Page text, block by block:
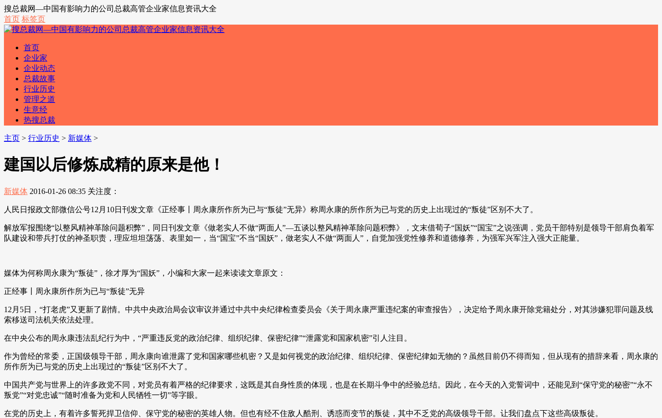
搜总裁网—中国有影响力的公司总裁高管企业家信息资讯大全
首页 标签页
首页
企业家
企业动态
总裁故事
行业历史
管理之道
生意经
热搜总裁
主页 > 行业历史 > 新媒体 >
建国以后修炼成精的原来是他！
新媒体 2016-01-26 08:35 关注度：
人民日报政文部微信公号12月10日刊发文章《正经事丨周永康所作所为已与“叛徒”无异》称周永康的所作所为已与党的历史上出现过的“叛徒”区别不大了。
解放军报围绕“以整风精神革除问题积弊”，同日刊发文章《做老实人不做“两面人”—五谈以整风精神革除问题积弊》，文末借荀子“国妖”“国宝”之说强调，党员干部特别是领导干部肩负着军
队建设和带兵打仗的神圣职责，理应坦坦荡荡、表里如一，当“国宝”不当“国妖”，做老实人不做“两面人”，自觉加强党性修养和道德修养，为强军兴军注入强大正能量。
媒体为何称周永康为“叛徒”，徐才厚为“国妖”，小编和大家一起来读读文章原文：
正经事丨周永康所作所为已与“叛徒”无异
12月5日，“打老虎”又更新了剧情。中共中央政治局会议审议并通过中共中央纪律检查委员会《关于周永康严重违纪案的审查报告》，决定给予周永康开除党籍处分，对其涉嫌犯罪问题及线
索移送司法机关依法处理。
在中央公布的周永康违法乱纪行为中，“严重违反党的政治纪律、组织纪律、保密纪律”“泄露党和国家机密”引人注目。
作为曾经的常委，正国级领导干部，周永康向谁泄露了党和国家哪些机密？又是如何视党的政治纪律、组织纪律、保密纪律如无物的？虽然目前仍不得而知，但从现有的措辞来看，周永康的
所作所为已与党的历史上出现过的“叛徒”区别不大了。
中国共产党与世界上的许多政党不同，对党员有着严格的纪律要求，这既是其自身性质的体现，也是在长期斗争中的经验总结。因此，在今天的入党誓词中，还能见到“保守党的秘密”“永不
叛党”“对党忠诚”“随时准备为党和人民牺牲一切”等字眼。
在党的历史上，有着许多誓死捍卫信仰、保守党的秘密的英雄人物。但也有经不住敌人酷刑、诱惑而变节的叛徒，其中不乏党的高级领导干部。让我们盘点下这些高级叛徒。